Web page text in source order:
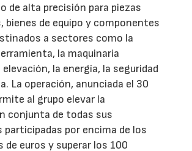
de alta precisión para piezas
bienes de equipo y componentes
a sectores como la
la maquinaria
elevación, la energía, la seguridad
La operación, anunciada el 30
al grupo elevar la
conjunta de todas sus
participadas por encima de los
de euros y superar los 100